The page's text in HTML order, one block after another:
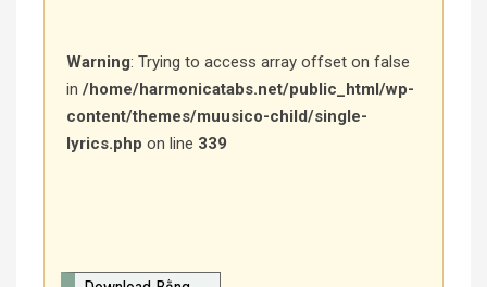
Warning: Trying to access array offset on false
in /home/harmonicatabs.net/public_html/wp-
content/themes/muusico-child/single-
lyrics.php on line 339